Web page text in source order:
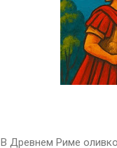
В Древнем Риме